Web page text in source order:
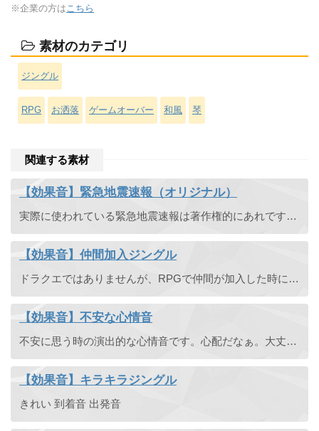
※企業の方は こちら
素材のカテゴリ
ジングル
RPG お洒落 ゲームオーバー 和風 琴
関連する素材
【効果音】緊急地震速報（オリジナル）
実際に使われている緊急地震速報は著作権的にあれですし、使うとまずいのでオリジナルで恐怖感のある緊急地震速報を作りました。
【効果音】仲間加入ジングル
ドラクエではありませんが、RPGで仲間が加入した時に流れるようなジングルです。
【効果音】不安な心情音
不安に思う時の演出的な心情音です。心配だなぁ。大丈夫かなぁ？
【効果音】キラキラジングル
きれい 到着音 出発音